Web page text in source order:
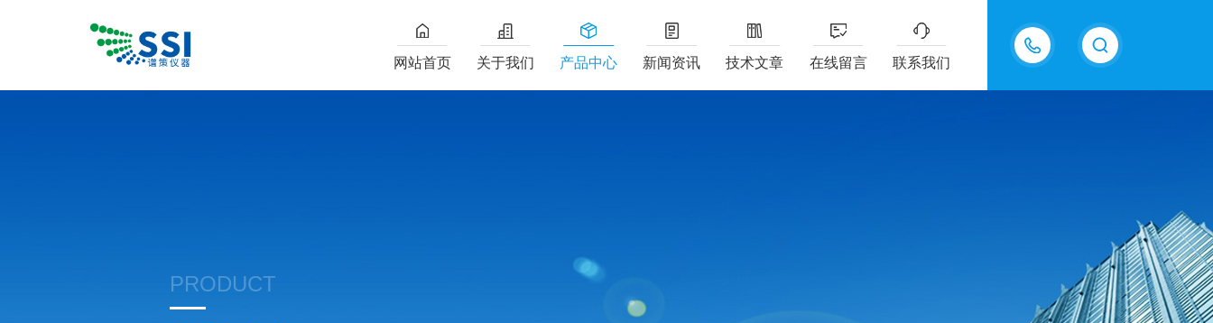
18616536026
网站首页 关于我们 产品中心 新闻资讯 技术文章 在线留言 联系我们
PRODUCT